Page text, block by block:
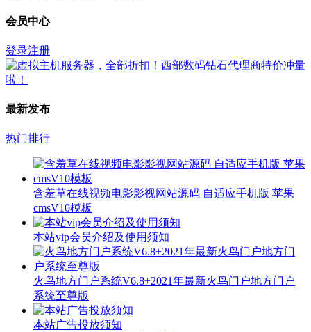
会员中心
登录注册
最新发布
热门排行
含羞草在线视频电影影视网站源码 自适应手机版 苹果
cmsV10模板
本站vip会员介绍及使用须知
火鸟地方门户系统V6.8+2021年最新火鸟门户地方门户
系统至尊版
本站广告投放须知